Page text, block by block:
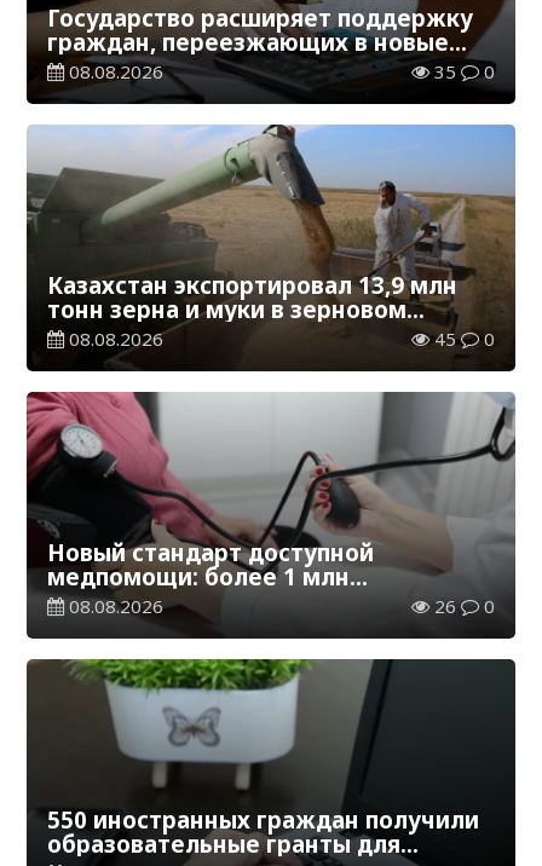
Государство расширяет поддержку
граждан, переезжающих в новые
регионы для работы
08.08.2026 35 0
Казахстан экспортировал 13,9 млн
тонн зерна и муки в зерновом
эквиваленте
08.08.2026 45 0
Новый стандарт доступной
медпомощи: более 1 млн
казахстанцев получили
телемедицинские услуги
08.08.2026 26 0
550 иностранных граждан получили
образовательные гранты для